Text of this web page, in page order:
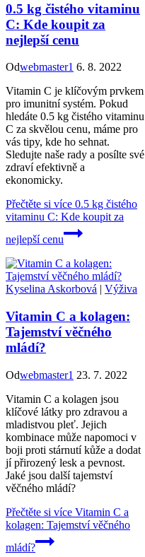
0.5 kg čistého vitaminu
C: Kde koupit za
nejlepší cenu
Odwebmaster1 6. 8. 2022
Vitamin C je klíčovým prvkem
pro imunitní systém. Pokud
hledáte 0.5 kg čistého vitaminu
C za skvělou cenu, máme pro
vás tipy, kde ho sehnat.
Sledujte naše rady a posílte své
zdraví efektivně a
ekonomicky.
Přečtěte si více 0.5 kg čistého
vitaminu C: Kde koupit za
nejlepší cenu
Kyselina Askorbová | Výživa
Vitamin C a kolagen:
Tajemství věčného
mládí?
Odwebmaster1 23. 7. 2022
Vitamin C a kolagen jsou
klíčové látky pro zdravou a
mladistvou pleť. Jejich
kombinace může napomoci v
boji proti stárnutí kůže a dodat
jí přirozený lesk a pevnost.
Jaké jsou další tajemství
věčného mládí?
Přečtěte si více Vitamin C a
kolagen: Tajemství věčného
mládí?